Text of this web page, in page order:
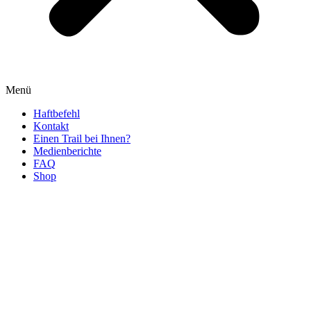
Menü
Haftbefehl
Kontakt
Einen Trail bei Ihnen?
Medienberichte
FAQ
Shop